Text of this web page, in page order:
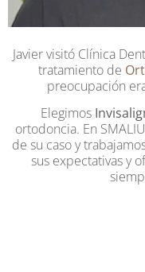
Javier visitó Clínica
tratamiento de
preocupación
Elegimos
ortodoncia. En
de su caso y
sus expectativas y